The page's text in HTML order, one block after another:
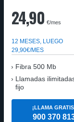
24,90 €/mes
12 MESES, LUEGO
29,90€/MES
Fibra 500 Mb
Llamadas
fijo
¡LLAMA
900 370